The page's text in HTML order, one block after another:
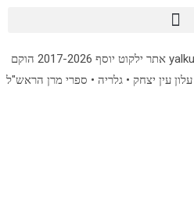
© yalkut yosef Rabbi Yitzhak Yosef אתר ילקוט יוסף 2017-2026 הוקם
יצחק • גלריה • ספרי מרן הראש"ל